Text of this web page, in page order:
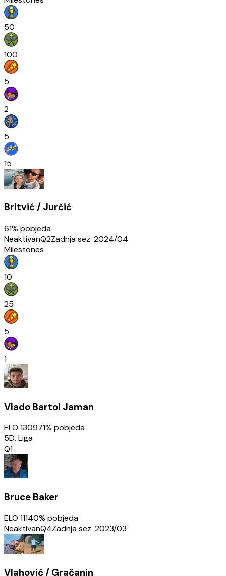
50
100
5
2
5
15
Britvić / Jurčić
61% pobjeda
NeaktivanQ2Zadnja sez. 2024/04
Milestones
10
25
5
1
Vlado Bartol Jaman
ELO 130971% pobjeda
5D. Liga
Q1
Bruce Baker
ELO 11140% pobjeda
NeaktivanQ4Zadnja sez. 2023/03
Vlahović / Gračanin